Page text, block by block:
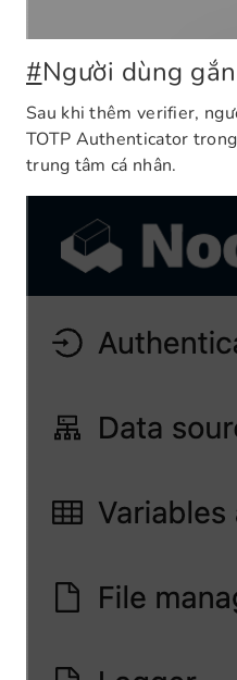
#Người dùng
Sau khi thêm verifier,
TOTP Authenticator
trung tâm cá nhân.